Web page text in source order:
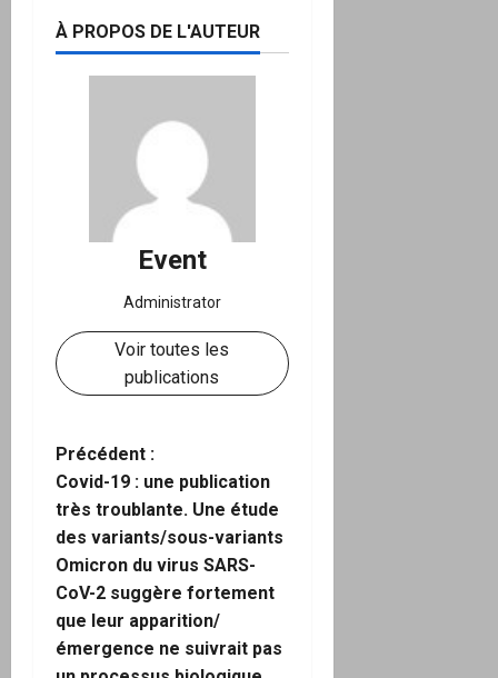
À PROPOS DE L'AUTEUR
Event
Administrator
Voir toutes les
publications
N
a
v
i
g
Précédent :
Covid-19 : une publication
très troublante. Une étude
des variants/sous-variants
Omicron du virus SARS-
CoV-2 suggère fortement
que leur apparition/
émergence ne suivrait pas